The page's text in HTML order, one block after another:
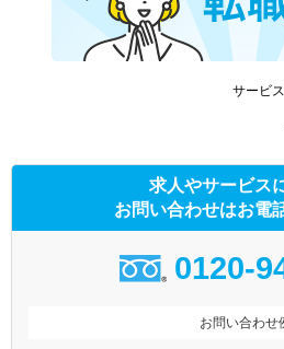
サービ
求人やサービス
お問い合わせはお電
0120-
お問い合わせ